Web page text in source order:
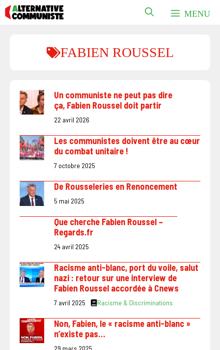
Aller
au
MENU
FABIEN ROUSSEL
Un communiste ne peut pas dire
ça, Fabien Roussel doit partir
22 avril 2026
Les communistes doivent être au cœur
du combat unitaire !
7 octobre 2025
De Rousseleries en Renoncement
5 mai 2025
Que cherche Fabien Roussel –
Regards.fr
24 avril 2025
Racisme anti-blanc, port du voile, salut
nazi : retour sur une interview de
Fabien Roussel accordée à Cnews
7 avril 2025 Racisme & Discriminations
Non, Fabien, le « racisme anti-blanc »
n’existe pas…
29 mars 2025